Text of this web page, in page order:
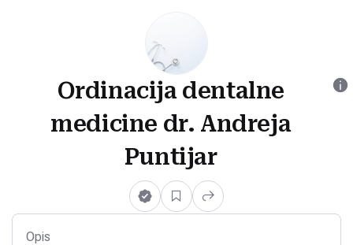
Ordinacija dentalne
medicine dr. Andreja
Puntijar
Opis